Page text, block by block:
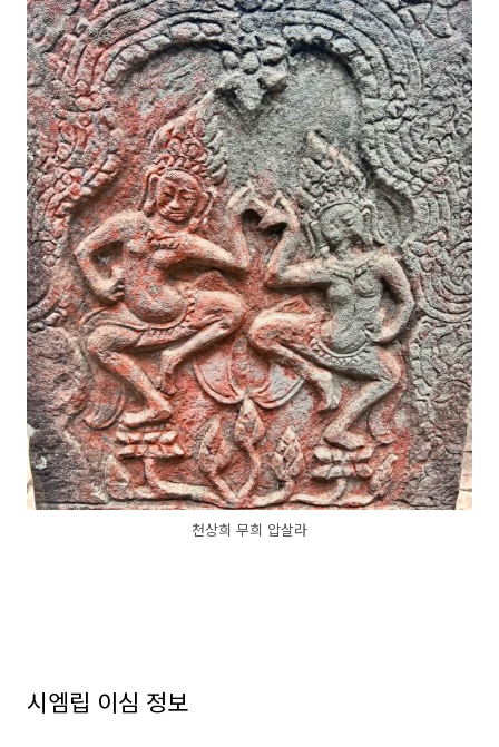
천상희 무희 압살라
시엠립 이심 정보